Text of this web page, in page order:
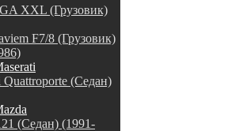
XXL (Грузовик)
F7/8 (Грузовик)
Quattroporte (Седан)
(Седан) (1991-